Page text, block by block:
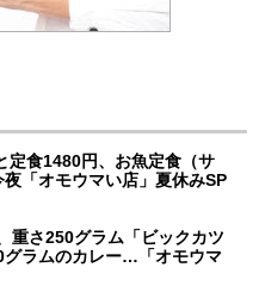
定食1480円、お魚定食（サ
「オモウマい店」夏休みSP
重さ250グラム「ビックカツ
グラムのカレー…「オモウマ